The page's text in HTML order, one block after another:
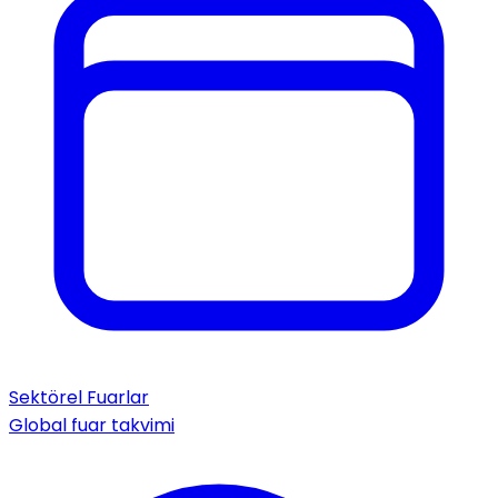
Sektörel Fuarlar
Global fuar takvimi